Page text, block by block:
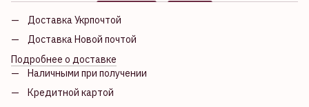
Доставка Укрпочтой
Доставка Новой почтой
Подробнее о доставке
Наличными при получении
Кредитной картой